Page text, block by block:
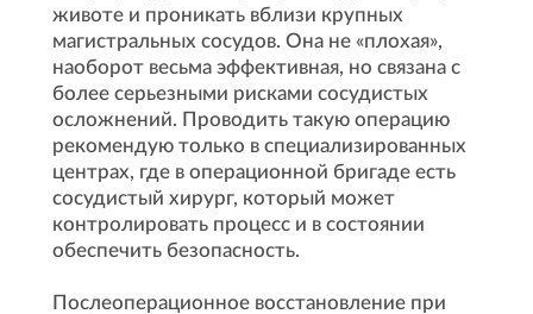
животе и проникать вблизи крупных
магистральных сосудов. Она не «плохая»,
наоборот весьма эффективная, но связана с
более серьезными рисками сосудистых
осложнений. Проводить такую операцию
рекомендую только в специализированных
центрах, где в операционной бригаде есть
сосудистый хирург, который может
контролировать процесс и в состоянии
обеспечить безопасность.
Послеоперационное восстановление при